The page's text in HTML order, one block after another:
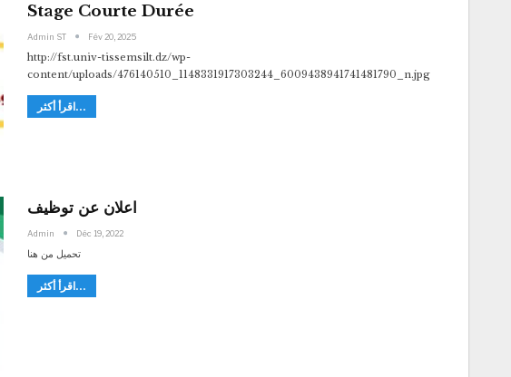
Stage Courte Durée
Admin ST Fév 20, 2025
http://fst.univ-tissemsilt.dz/wp-
content/uploads/476140510_1148331917303244_6009438941741481790_n.jpg
اقرأ أكثر...
اعلان عن توظيف
Admin Déc 19, 2022
تحميل من هنا
اقرأ أكثر...